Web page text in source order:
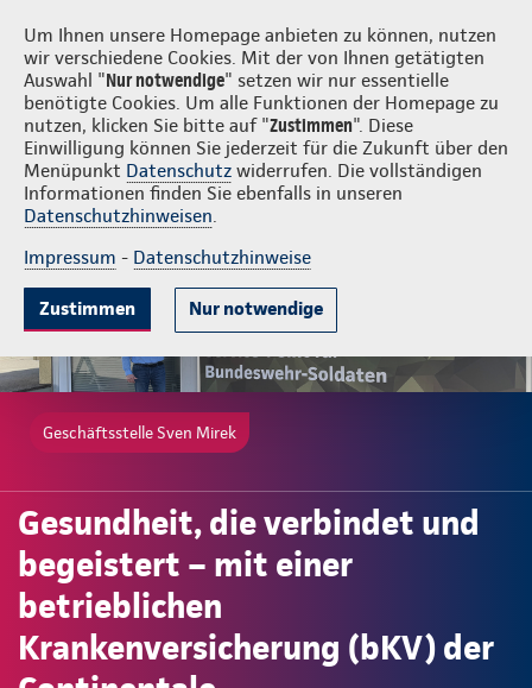
Um Ihnen unsere Homepage anbieten zu können, nutzen
wir verschiedene Cookies. Mit der von Ihnen getätigten
Auswahl "Nur notwendige" setzen wir nur essentielle
benötigte Cookies. Um alle Funktionen der Homepage zu
nutzen, klicken Sie bitte auf "Zustimmen". Diese
Einwilligung können Sie jederzeit für die Zukunft über den
Menüpunkt Datenschutz widerrufen. Die vollständigen
Informationen finden Sie ebenfalls in unseren
Datenschutzhinweisen.
Impressum - Datenschutzhinweise
Zustimmen Nur notwendige
Sven Mirek Login
Gute Gründe Tarife & Leistungen Wissenswertes Beratung &
Geschäftsstelle Sven Mirek
Gesundheit, die verbindet und
begeistert – mit einer
betrieblichen
Krankenversicherung (bKV) der